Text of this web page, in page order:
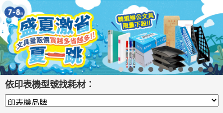
依印表機型號找耗材：